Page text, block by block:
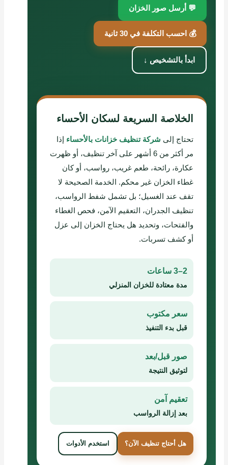
💬 أرسل صور الخزان
💰 احسب التكلفة في 30 ثانية
ابدأ بالتشخيص ↓
الخلاصة السريعة لسكان الأحساء
تحتاج إلى شركة تنظيف خزانات بالأحساء إذا
مر أكثر من 6 أشهر على آخر تنظيف، أو ظهرت
عكارة، رائحة، طعم غريب، رواسب، أو كان
غطاء الخزان غير محكم. الخدمة الصحيحة لا
تقف عند الغسيل؛ بل تشمل شفط الرواسب،
تنظيف الجدران، التعقيم الآمن، فحص الغطاء
والفتحات، وتحديد هل يحتاج الخزان إلى عزل
أو كشف تسربات.
2–3 ساعات
مدة معتادة للخزان المنزلي
سعر مكتوب
قبل بدء التنفيذ
صور قبل/بعد
لتوثيق النتيجة
تعقيم آمن
بعد إزالة الرواسب
هل أحتاج تنظيف الآن؟ استخدم الأدوات